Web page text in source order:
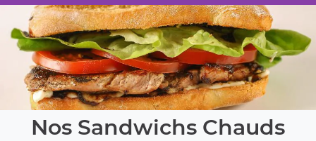
Nos Sandwichs Chauds